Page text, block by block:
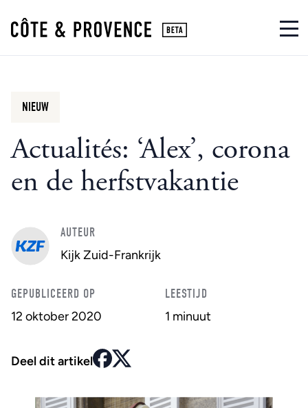
Actualités: ‘Alex’, corona
en de herfstvakantie
NIEUW
AUTEUR
Kijk Zuid-Frankrijk
GEPUBLICEERD OP
12 oktober 2020
LEESTIJD
1 minuut
Deel dit artikel